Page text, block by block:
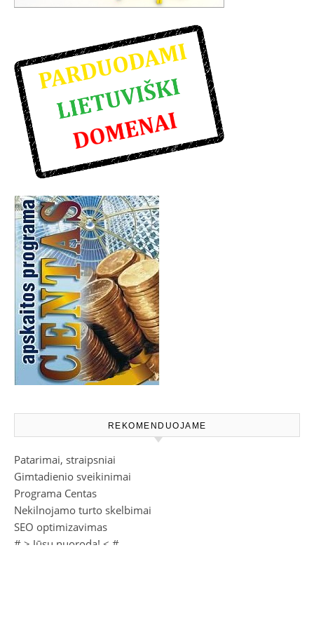
REKOMENDUOJAME
Patarimai, straipsniai
Gimtadienio sveikinimai
Programa Centas
Nekilnojamo turto skelbimai
SEO optimizavimas
# > Jūsų nuoroda! < #